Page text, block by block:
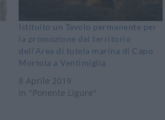
Istituito un Tavolo permanente per
la promozione del territorio
dell’Area di tutela marina di Capo
Mortola a Ventimiglia
8 Aprile 2019
In "Ponente Ligure"